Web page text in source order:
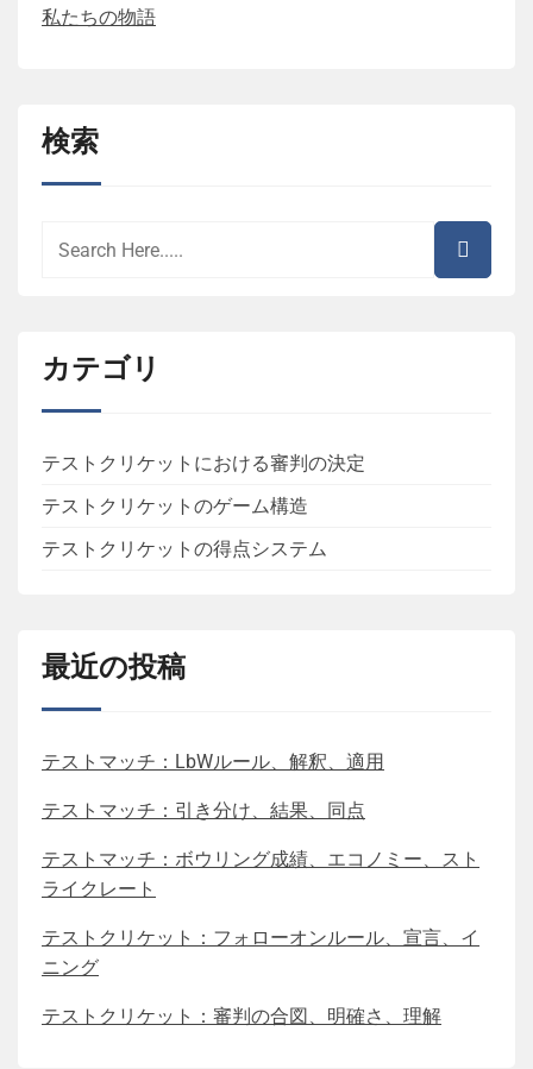
私たちの物語
検索
カテゴリ
テストクリケットにおける審判の決定
テストクリケットのゲーム構造
テストクリケットの得点システム
最近の投稿
テストマッチ：LbWルール、解釈、適用
テストマッチ：引き分け、結果、同点
テストマッチ：ボウリング成績、エコノミー、スト
ライクレート
テストクリケット：フォローオンルール、宣言、イ
ニング
テストクリケット：審判の合図、明確さ、理解